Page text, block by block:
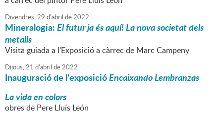
Divendres,29 d'abril de2022
Mineralogia:El futur ja és aquí! La nova societat dels
metalls
Visita guiada a l'Exposició a càrrec de Marc Campeny
Dijous,21 d'abril de2022
Inauguració de l'exposicióEncaixando Lembranzas
La vida en colors
obres de Pere Lluís León